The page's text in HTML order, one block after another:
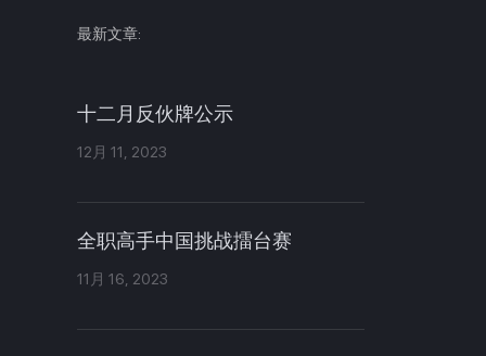
最新文章:
十二月反伙牌公示
12月 11, 2023
全职高手中国挑战擂台赛
11月 16, 2023